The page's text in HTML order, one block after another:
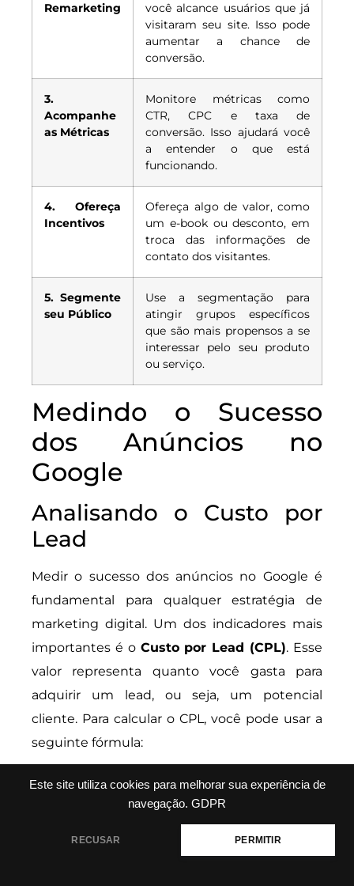
Este site utiliza cookies para melhorar sua experiência de
navegação. GDPR
RECUSAR PERMITIR
Remarketing
você alcance usuários que já
visitaram seu site. Isso pode
aumentar a chance de
conversão.
3.
Acompanhe
as Métricas
Monitore métricas como
CTR, CPC e taxa de
conversão. Isso ajudará você
a entender o que está
funcionando.
4. Ofereça
Incentivos
Ofereça algo de valor, como
um e-book ou desconto, em
troca das informações de
contato dos visitantes.
5. Segmente
seu Público
Use a segmentação para
atingir grupos específicos
que são mais propensos a se
interessar pelo seu produto
ou serviço.
Medindo o Sucesso
dos Anúncios no
Google
Analisando o Custo por
Lead
Medir o sucesso dos anúncios no Google é
fundamental para qualquer estratégia de
marketing digital. Um dos indicadores mais
importantes é o Custo por Lead (CPL). Esse
valor representa quanto você gasta para
adquirir um lead, ou seja, um potencial
cliente. Para calcular o CPL, você pode usar a
seguinte fórmula:
[ \text{CPL} = \frac{\text{Total gasto em
anúncios}}{\text{Número de leads gerados}} ]
Por exemplo, se você gastou R$ 1.000 em
anúncios e gerou 100 leads, seu CPL seria de